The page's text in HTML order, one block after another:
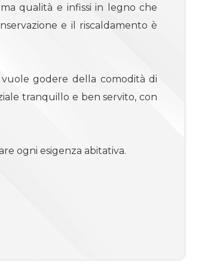
qualità e infissi in legno che
e il riscaldamento è
godere della comodità di
tranquillo e ben servito, con
ogni esigenza abitativa.